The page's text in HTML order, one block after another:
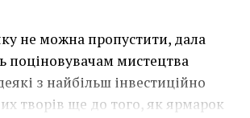
не можна пропустити, дала
поціновувачам мистецтва
з найбільш інвестиційно
творів ще до того, як ярмарок